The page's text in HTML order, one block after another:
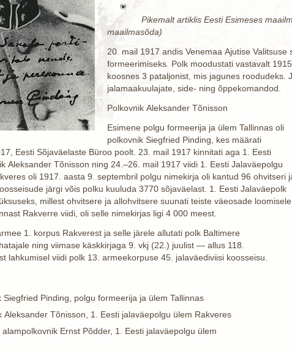
Pikemalt artiklis Eesti Esimeses
maailmasõda)
20. mail 1917 andis Venemaa Ajutise
formeerimiseks. Polk moodustati vastavalt
koosnes 3 pataljonist, mis jagunes roodudeks.
jalamaakuulajate, side- ning õppekomandod.
Polkovnik Aleksander Tõnisson
Esimene polgu formeerija ja ülem Tallinnas oli
polkovnik Siegfried Pinding, kes määrati
Eesti Sõjaväelaste Büroo poolt. 23. mail 1917 kinnitati aga 1. Eesti
Aleksander Tõnisson ning 24.–26. mail 1917 viidi 1. Eesti Jalaväepolgu
oli 1917. aasta 9. septembril polgu nimekirja oli kantud 96 ohvitseri
järgi võis polku kuuluda 3770 sõjaväelast. 1. Eesti Jalaväepolk
millest ohvitsere ja allohvitsere suunati teiste väeosade loomisele.
Rakverre viidi, oli selle nimekirjas ligi 4 000 meest.
1. korpus Rakverest ja selle järele allutati polk Baltimere
ning viimase käskkirjaga 9. vkj (22.) juulist — allus 118.
lahkumisel viidi polk 13. armeekorpuse 45. jalaväediviisi koosseisu.
Pinding, polgu formeerija ja ülem Tallinnas
Aleksander Tõnisson, 1. Eesti jalaväepolgu ülem Rakveres
Ernst Põdder, 1. Eesti jalaväepolgu ülem